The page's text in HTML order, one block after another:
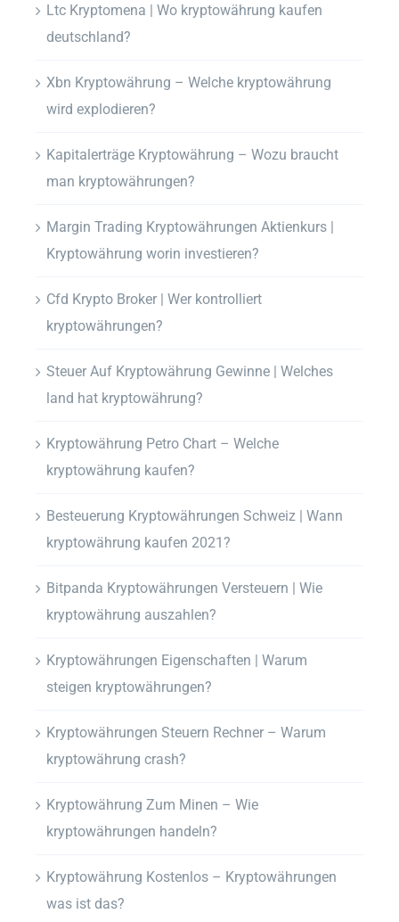
Ltc Kryptomena | Wo kryptowährung kaufen
deutschland?
Xbn Kryptowährung – Welche kryptowährung
wird explodieren?
Kapitalerträge Kryptowährung – Wozu braucht
man kryptowährungen?
Margin Trading Kryptowährungen Aktienkurs |
Kryptowährung worin investieren?
Cfd Krypto Broker | Wer kontrolliert
kryptowährungen?
Steuer Auf Kryptowährung Gewinne | Welches
land hat kryptowährung?
Kryptowährung Petro Chart – Welche
kryptowährung kaufen?
Besteuerung Kryptowährungen Schweiz | Wann
kryptowährung kaufen 2021?
Bitpanda Kryptowährungen Versteuern | Wie
kryptowährung auszahlen?
Kryptowährungen Eigenschaften | Warum
steigen kryptowährungen?
Kryptowährungen Steuern Rechner – Warum
kryptowährung crash?
Kryptowährung Zum Minen – Wie
kryptowährungen handeln?
Kryptowährung Kostenlos – Kryptowährungen
was ist das?